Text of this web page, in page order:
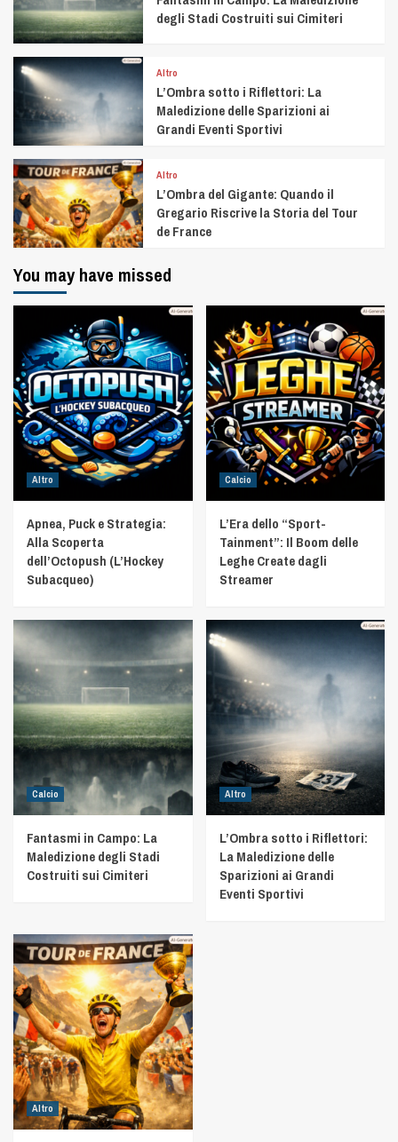
degli Stadi Costruiti sui Cimiteri
Altro
L’Ombra sotto i Riflettori: La
Maledizione delle Sparizioni ai
Grandi Eventi Sportivi
Altro
L’Ombra del Gigante: Quando il
Gregario Riscrive la Storia del Tour
de France
You may have missed
Altro
Apnea, Puck e Strategia:
Alla Scoperta
dell’Octopush (L’Hockey
Subacqueo)
Calcio
L’Era dello “Sport-
Tainment”: Il Boom delle
Leghe Create dagli
Streamer
Calcio
Fantasmi in Campo: La
Maledizione degli Stadi
Costruiti sui Cimiteri
Altro
L’Ombra sotto i Riflettori:
La Maledizione delle
Sparizioni ai Grandi
Eventi Sportivi
Altro